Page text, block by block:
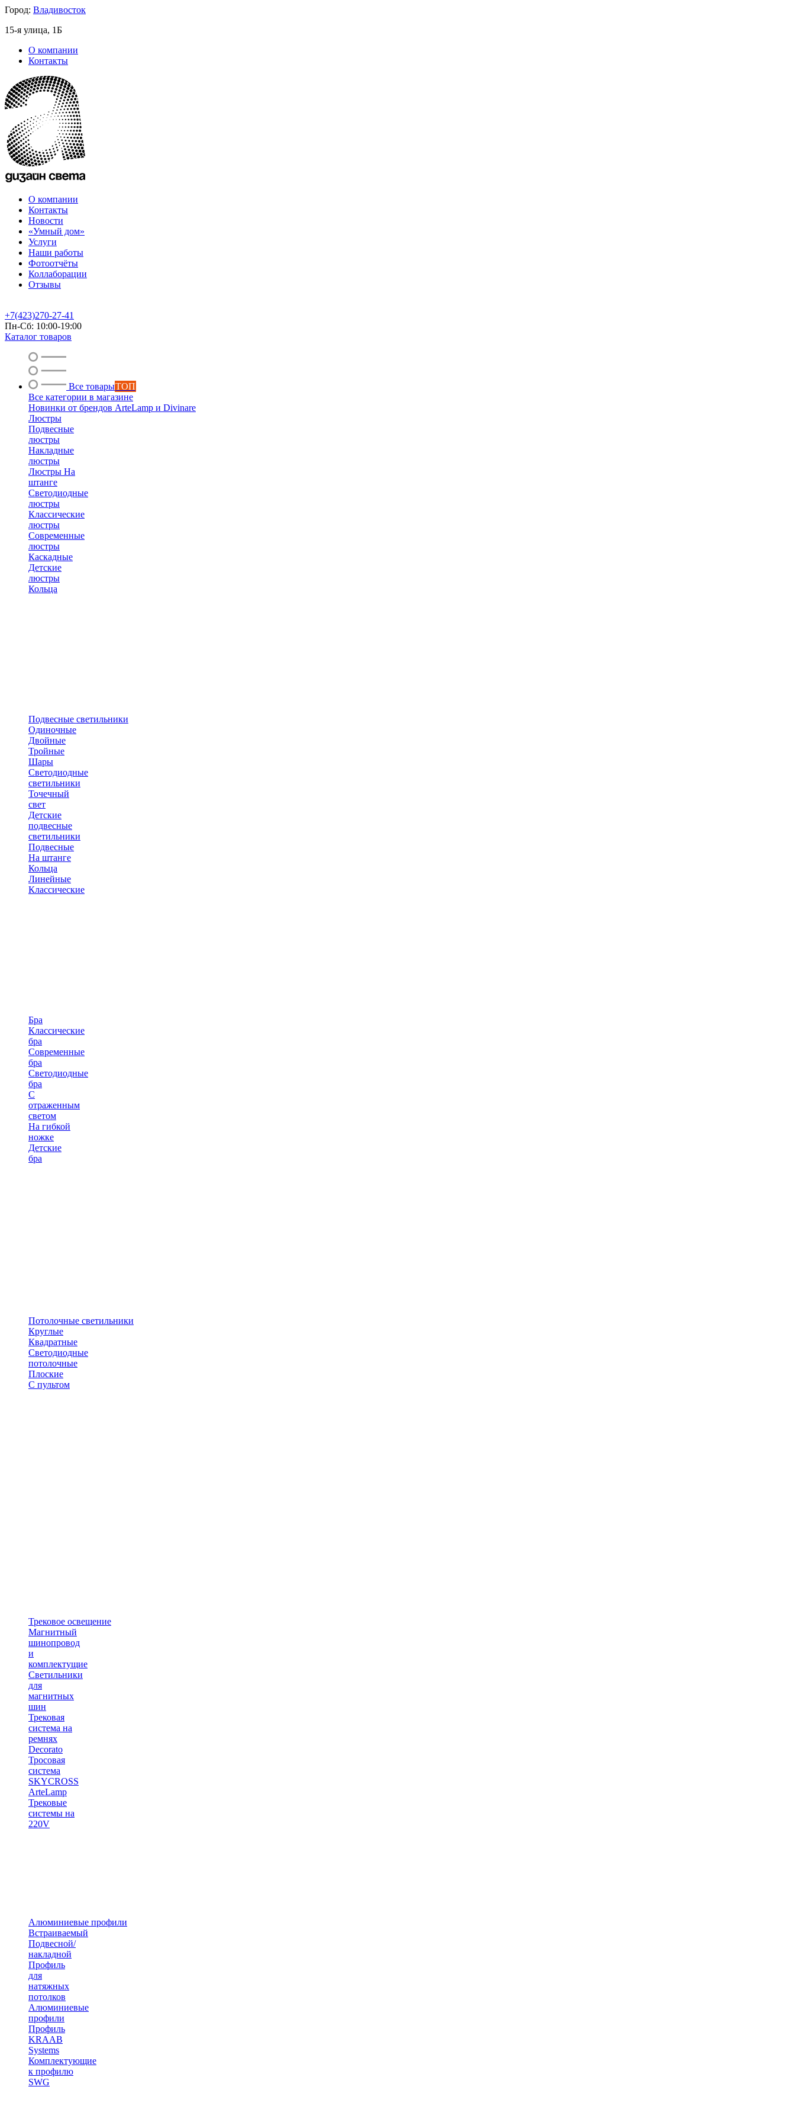
Город: Владивосток
15-я улица, 1Б
О компании
Контакты
О компании
Контакты
Новости
«Умный дом»
Услуги
Наши работы
Фотоотчёты
Коллаборации
Отзывы
+7(423)270-27-41
Пн-Сб: 10:00-19:00
Каталог товаров
Все товарыТОП
Все категории в магазине
Новинки от брендов ArteLamp и Divinare
Люстры
Подвесные
люстры
Накладные
люстры
Люстры На
штанге
Светодиодные
люстры
Классические
люстры
Современные
люстры
Каскадные
Детские
люстры
Кольца
Подвесные светильники
Одиночные
Двойные
Тройные
Шары
Светодиодные
светильники
Точечный
свет
Детские
подвесные
светильники
Подвесные
На штанге
Кольца
Линейные
Классические
Бра
Классические
бра
Современные
бра
Светодиодные
бра
С
отраженным
светом
На гибкой
ножке
Детские
бра
Потолочные светильники
Круглые
Квадратные
Светодиодные
потолочные
Плоские
С пультом
Трековое освещение
Магнитный
шинопровод
и
комплектущие
Светильники
для
магнитных
шин
Трековая
система на
ремнях
Decorato
Тросовая
система
SKYCROSS
ArteLamp
Трековые
системы на
220V
Алюминиевые профили
Встраиваемый
Подвесной/
накладной
Профиль
для
натяжных
потолков
Алюминиевые
профили
Профиль
KRAAB
Systems
Комплектующие
к профилю
SWG